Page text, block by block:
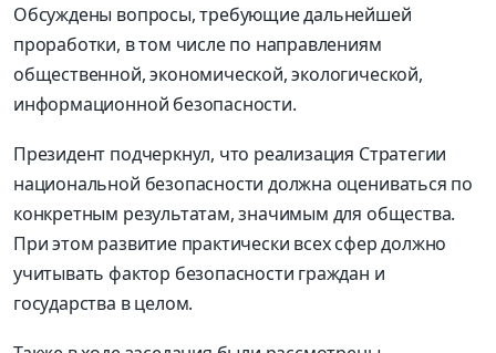
Обсуждены вопросы, требующие дальнейшей
проработки, в том числе по направлениям
общественной, экономической, экологической,
информационной безопасности.
Президент подчеркнул, что реализация Стратегии
национальной безопасности должна оцениваться по
конкретным результатам, значимым для общества.
При этом развитие практически всех сфер должно
учитывать фактор безопасности граждан и
государства в целом.